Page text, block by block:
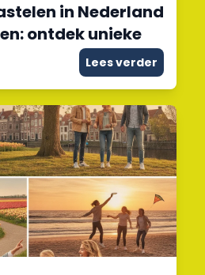
in Nederland
ontdek unieke
Lees verder